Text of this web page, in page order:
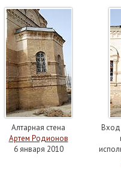
Алтарная стена
Артем Родионов
6 января 2010
Вход